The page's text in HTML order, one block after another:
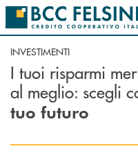
Salta al contenuto principale
INVESTIMENTI
I tuoi risparmi
al meglio: scegli
tuo futuro